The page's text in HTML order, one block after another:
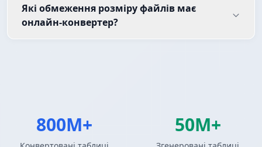
Які обмеження розміру файлів має
онлайн-конвертер?
800M+ 50M+